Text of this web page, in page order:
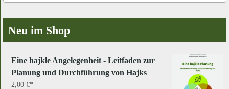
Neu im Shop
Eine hajkle Angelegenheit - Leitfaden zur
Planung und Durchführung von Hajks
2,00 €